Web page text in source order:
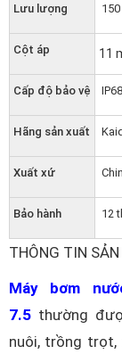
Lưu lượng
Cột áp 11
Cấp độ bảo vệ IP68
Hãng sản xuất
Xuất xứ
Bảo hành 12
THÔNG TIN
Máy bơm
7.5 thường
nuôi, trồng